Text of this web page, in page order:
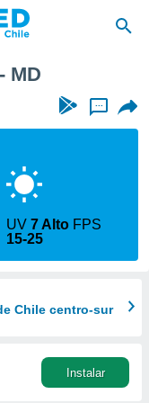
MD
...
UV7 Alto FPS
15-25
Chile centro-sur
Instalar